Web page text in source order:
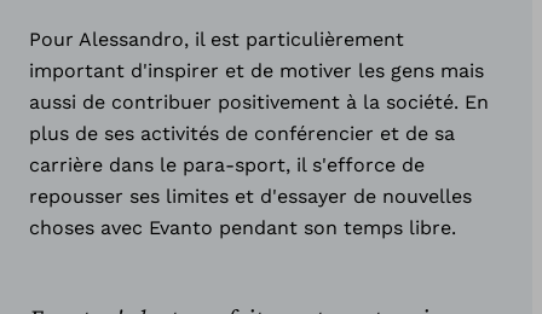
Pour Alessandro, il est particulièrement
important d'inspirer et de motiver les gens mais
aussi de contribuer positivement à la société. En
plus de ses activités de conférencier et de sa
carrière dans le para-sport, il s'efforce de
repousser ses limites et d'essayer de nouvelles
choses avec Evanto pendant son temps libre.